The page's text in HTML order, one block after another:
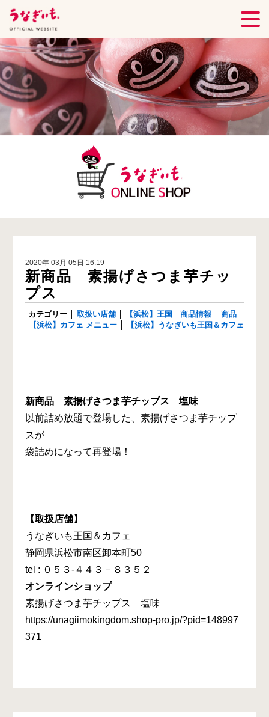
2020年 03月 05日 16:19
新商品 素揚げさつま芋チッ
プス
カテゴリー 取扱い店舗 【浜松】王国 商品情報 商品
【浜松】カフェ メニュー
【浜松】うなぎいも王国＆カフェ
新商品 素揚げさつま芋チップス 塩味
以前詰め放題で登場した、素揚げさつま芋チップ
スが
袋詰めになって再登場！
【取扱店舗】
うなぎいも王国＆カフェ
静岡県浜松市南区卸本町50
tel : ０５３-４４３－８３５２
オンラインショップ
素揚げさつま芋チップス 塩味
https://unagiimokingdom.shop-pro.jp/?pid=148997
371